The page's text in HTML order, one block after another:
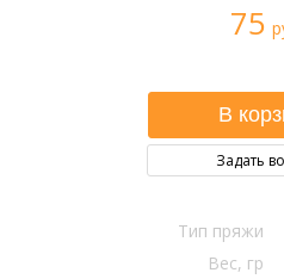
75
Задать
Тип пряжи
Вес, гр